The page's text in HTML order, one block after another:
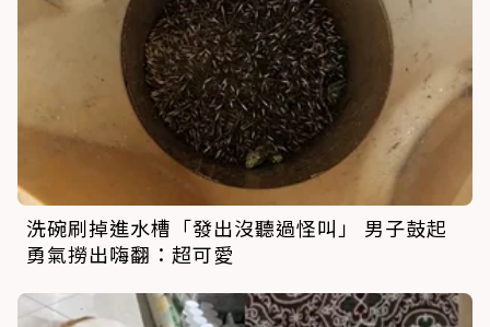
洗碗刷掉進水槽「發出沒聽過怪叫」 男子鼓起
勇氣撈出嗨翻：超可愛